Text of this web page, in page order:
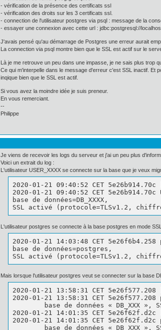
- vérification de la présence des certificats ssl
- vérification des droits sur les 3 certificats ssl.
- connection de l'utilisateur postgres via psql : message de la
- essayer une connexion avec cette url : jdbc:postgresql://
J'avais pensé qu'au démarrage de Postgres une erreur aurait
La connection via psql montre bien que le SSL est actif sur le
Là je me retrouve un peu dans une impasse, je ne sais plus trop
Ce qui m'interpelle dans le message d'erreur c'est SSL inactif. Et
inqique bien que le SSL est actif.
Si vous avez la moindre idée je suis preneur.
En vous remerciant.
--
Philippe
Je viens de recevoir les logs du serveur et j'ai un peu plus
Voici un extrait du log :
L'utilisateur USER_XXXX se connecte sur la base que je veux
2020-01-21 09:40:52 CET
2020-01-21 09:40:52 CET
base de données=DB_XXXX,
SSL activé (protocole=TLSv1.2,
L'utilisateur postgres se connecte à la base postgres en mode
2020-01-21 14:03:48 CET
base de données=postgres,
SSL activé (protocole=TLSv1.2,
Mais lorsque l'utilisateur postgres veut se connecter sur la base
2020-01-21 13:58:31 CET
2020-01-21 13:58:31 CET
2020-01-21 14:01:35 CET
2020-01-21 14:01:35 CET